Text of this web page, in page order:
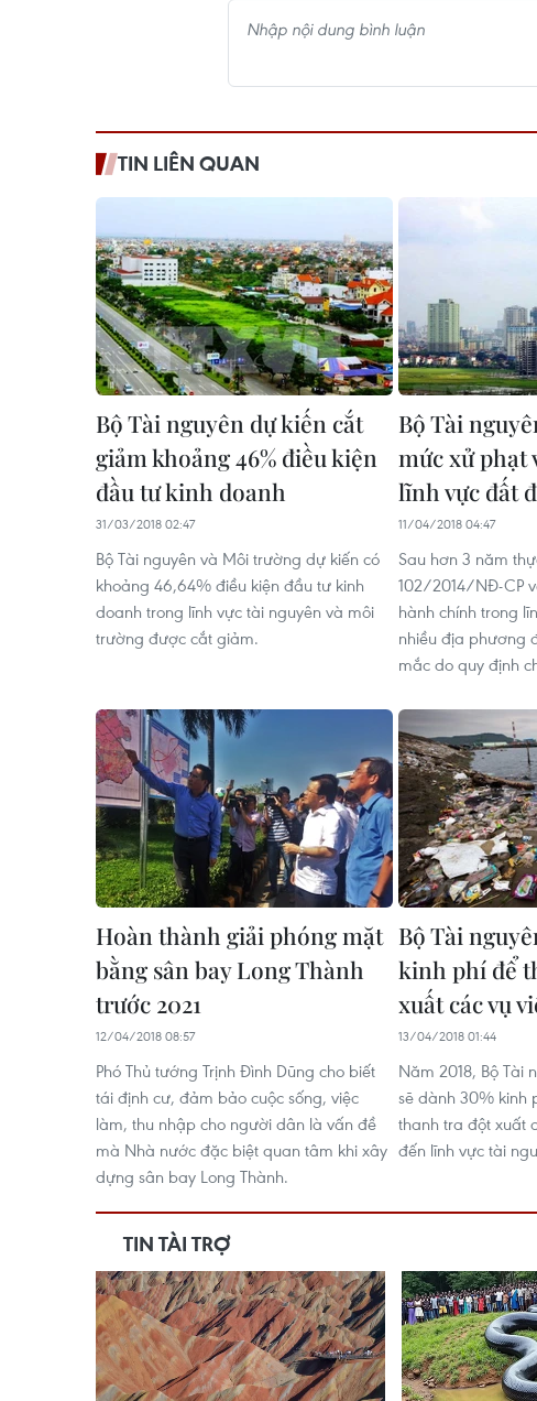
TIN LIÊN QUAN
Bộ Tài nguyên dự kiến cắt
giảm khoảng 46% điều kiện
đầu tư kinh doanh
31/03/2018 02:47
Bộ Tài nguyên và Môi trường dự kiến có
khoảng 46,64% điều kiện đầu tư kinh
doanh trong lĩnh vực tài nguyên và môi
trường được cắt giảm.
Bộ Tài
mức xử phạt
lĩnh vực đất
11/04/2018 04:47
Sau hơn 3 năm
102/2014/NĐ-CP
hành chính trong
nhiều địa phương
mắc do quy định
Hoàn thành giải phóng mặt
bằng sân bay Long Thành
trước 2021
12/04/2018 08:57
Phó Thủ tướng Trịnh Đình Dũng cho biết
tái định cư, đảm bảo cuộc sống, việc
làm, thu nhập cho người dân là vấn đề
mà Nhà nước đặc biệt quan tâm khi xây
dựng sân bay Long Thành.
Bộ Tài
kinh phí để
xuất các vụ
13/04/2018 01:44
Năm 2018, Bộ Tài
sẽ dành 30% kinh
thanh tra đột xuất
đến lĩnh vực tài